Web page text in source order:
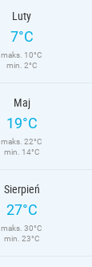
Luty
7°C
maks. 10°C
min. 2°C
Maj
19°C
maks. 22°C
min. 14°C
Sierpień
27°C
maks. 30°C
min. 23°C